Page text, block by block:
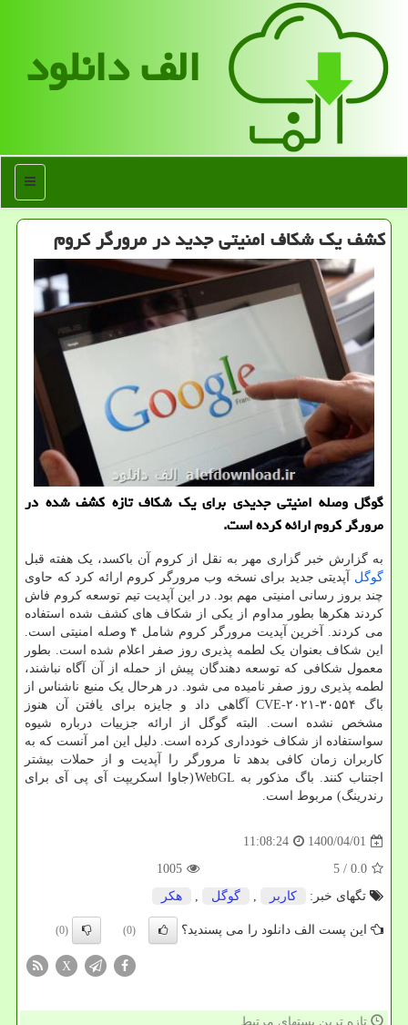
الف دانلود
منو
كشف یك شكاف امنیتی جدید در مرورگر كروم
گوگل وصله امنیتی جدیدی برای یک شکاف تازه کشف شده در
مرورگر کروم ارائه کرده است.
به گزارش خبر گزاری مهر به نقل از کروم آن باکسد، یک هفته قبل
گوگل آپدیتی جدید برای نسخه وب مرورگر کروم ارائه کرد که حاوی
چند بروز رسانی امنیتی مهم بود. در این آپدیت تیم توسعه کروم فاش
کردند هکرها بطور مداوم از یکی از شکاف های کشف شده استفاده
می کردند. آخرین آپدیت مرورگر کروم شامل ۴ وصله امنیتی است.
این شکاف بعنوان یک لطمه پذیری روز صفر اعلام شده است. بطور
معمول شکافی که توسعه دهندگان پیش از حمله از آن آگاه نباشند،
لطمه پذیری روز صفر نامیده می شود. در هرحال یک منبع ناشناس از
باگ CVE-۲۰۲۱-۳۰۵۵۴ آگاهی داد و جایزه برای یافتن آن هنوز
مشخص نشده است. البته گوگل از ارائه جزییات درباره شیوه
سواستفاده از شکاف خودداری کرده است. دلیل این امر آنست که به
کاربران زمان کافی بدهد تا مرورگر را آپدیت و از حملات بیشتر
اجتناب کنند. باگ مذکور به WebGL(جاوا اسکریپت آی پی آی برای
رندرینگ) مربوط است.
1400/04/01
11:08:24
0.0
/ 5
1005
تگهای خبر:
كاربر , گوگل , هكر
این پست الف دانلود را می پسندید؟ (0)
(0)
X
تازه ترین پستهای مرتبط